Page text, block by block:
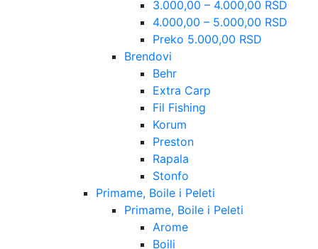
3.000,00 – 4.000,00 RSD
4.000,00 – 5.000,00 RSD
Preko 5.000,00 RSD
Brendovi
Behr
Extra Carp
Fil Fishing
Korum
Preston
Rapala
Stonfo
Primame, Boile i Peleti
Primame, Boile i Peleti
Arome
Boili